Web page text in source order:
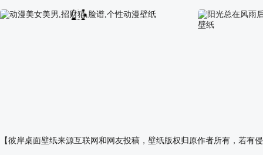
个性 霓虹灯 红色连衣帽子 电脑壁纸 纯白色可爱卡
【彼岸桌面壁纸来源互联网和网友投稿，壁纸版权归原作者所有，若